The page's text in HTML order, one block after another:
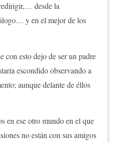
desde la
y en el mejor de los
con esto dejo de ser un padre
escondido observando a
aunque delante de éllos
en ese otro mundo en el que
no están con sus amigos